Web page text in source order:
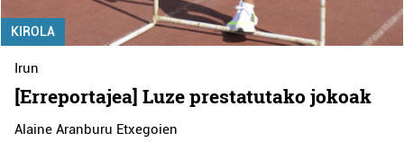
KIROLA
Irun
[Erreportajea] Luze prestatutako jokoak
Alaine Aranburu Etxegoien